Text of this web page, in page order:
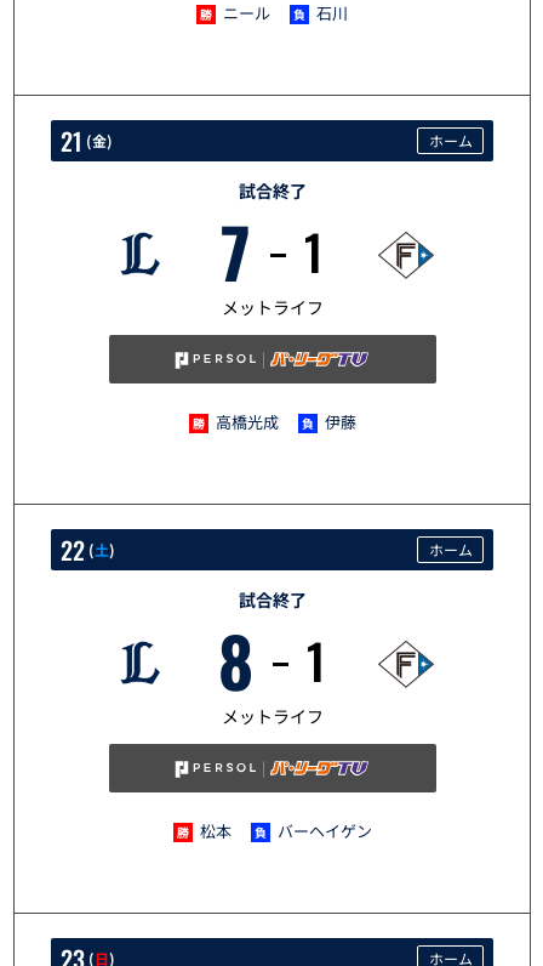
ニール 石川
5/21
21 (金) ホーム
試合終了
7 1
メットライフ
高橋光成 伊藤
5/22
22 (土) ホーム
試合終了
8 1
メットライフ
松本 バーヘイゲン
23 (日) ホーム